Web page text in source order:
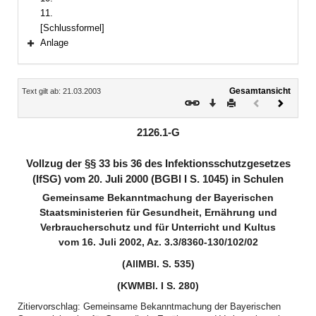
11.
[Schlussformel]
Anlage
Inhalt
Text gilt ab: 21.03.2003
Gesamtansicht
Download
DruckenVorheriges
2126.1-G
Vollzug der §§ 33 bis 36 des Infektionsschutzgesetzes
(IfSG) vom 20. Juli 2000 (BGBl I S. 1045) in Schulen
Gemeinsame Bekanntmachung der Bayerischen
Staatsministerien für Gesundheit, Ernährung und
Verbraucherschutz und für Unterricht und Kultus
vom 16. Juli 2002, Az. 3.3/8360-130/102/02
(AllMBl. S. 535)
(KWMBl. I S. 280)
Zitiervorschlag: Gemeinsame Bekanntmachung der Bayerischen